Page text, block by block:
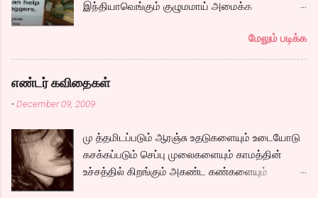
கார்த்தியின் அடாவடி, தடாலடி வெட்டி பேச்சு க...
இந்தியாவெங்கும் குழுமமாய் அமைக்க
பதிவர் சந்திப்புக்கு ஏற்பாடு செய்திருந்தது.
இவர்கள் வருடா வருடம் நடத்துவதுதான். இம்முறை
நிறைய தமிழ் வலைப்பூக்கள் நடத்துபவர்களும்
கலந்து கொண்டோம்.
மேலும் படிக்க
எண்டர் கவிதைகள்
-December 09, 2009
மு த்தமிடப்படும் ஆரஞ்சு உதடுகளையும் உடையோடு
கசக்கப்படும் செப்பு முலைகளையும் காமத்தின்
உச்சத்தில் கிறங்கும் அகண்ட கண்களையும்